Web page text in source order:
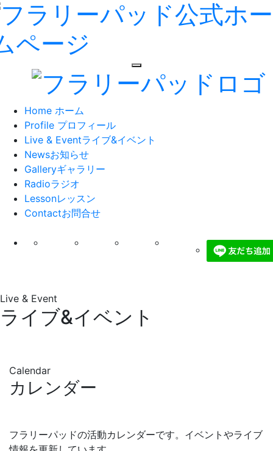
toggle navigation
Home ホーム
Profile プロフィール
Live & Eventライブ&イベント
Newsお知らせ
Galleryギャラリー
Radioラジオ
Lessonレッスン
Contactお問合せ
Live & Event
ライブ&イベント
Calendar
カレンダー
フラリーパッドの活動カレンダーです。イベントやライブ